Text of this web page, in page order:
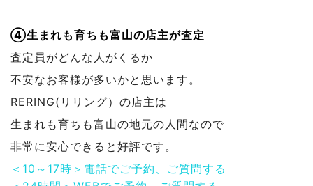
④生まれも育ちも富山の店主が査定
査定員がどんな人がくるか
不安なお客様が多いかと思います。
RERING(リリング）の店主は
生まれも育ちも富山の地元の人間なので
非常に安心できると好評です。
＜10～17時＞電話でご予約、ご質問する